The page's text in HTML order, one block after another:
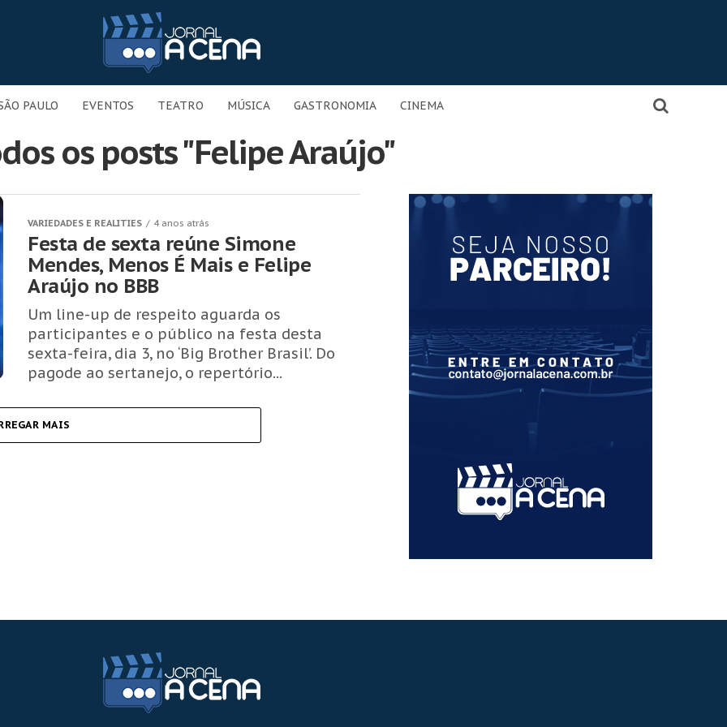
PAULO EVENTOS TEATRO MÚSICA GASTRONOMIA CINEMA
os posts "Felipe Araújo"
VARIEDADES E REALITIES 4 anos atrás
Festa de sexta reúne Simone
Mendes, Menos É Mais e Felipe
Araújo no BBB
Um line-up de respeito aguarda os
participantes e o público na festa desta
sexta-feira, dia 3, no ‘Big Brother Brasil’. Do
pagode ao sertanejo, o repertório...
MAIS